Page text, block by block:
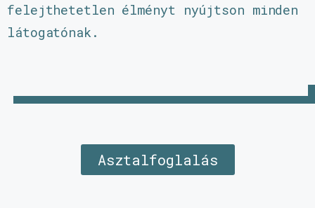
felejthetetlen élményt nyújtson minden
látogatónak.
Asztalfoglalás